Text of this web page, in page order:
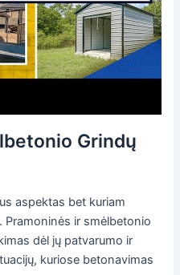
Grindų
aspektas bet kuriam
Pramoninės ir smėlbetonio
dėl jų patvarumo ir
kuriose betonavimas